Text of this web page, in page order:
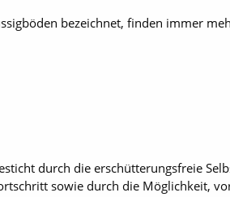
bezeichnet, finden immer
durch die erschütterungsfreie
sowie durch die Möglichkeit,